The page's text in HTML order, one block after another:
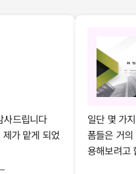
사드립니다
가 맡게 되었
일단 몇 가
폼들은 거의
용해보려고